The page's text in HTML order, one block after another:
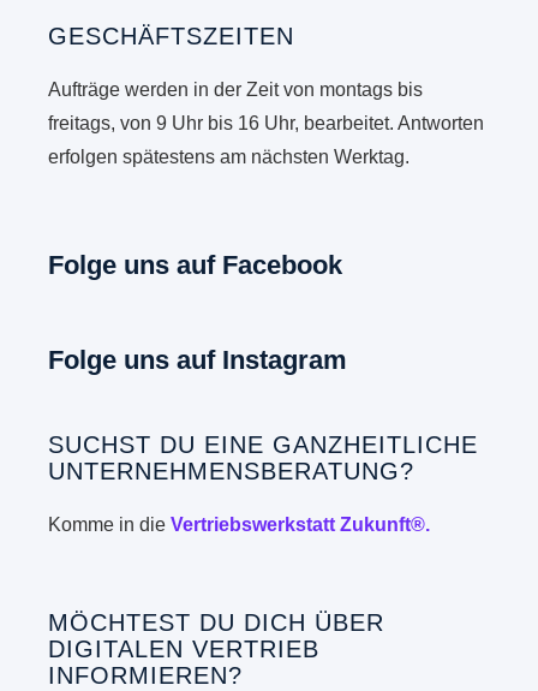
GESCHÄFTSZEITEN
Aufträge werden in der Zeit von montags bis
freitags, von 9 Uhr bis 16 Uhr, bearbeitet. Antworten
erfolgen spätestens am nächsten Werktag.
Folge uns auf Facebook
Folge uns auf Instagram
SUCHST DU EINE GANZHEITLICHE
UNTERNEHMENSBERATUNG?
Komme in dieVertriebswerkstatt Zukunft®.
MÖCHTEST DU DICH ÜBER
DIGITALEN VERTRIEB
INFORMIEREN?